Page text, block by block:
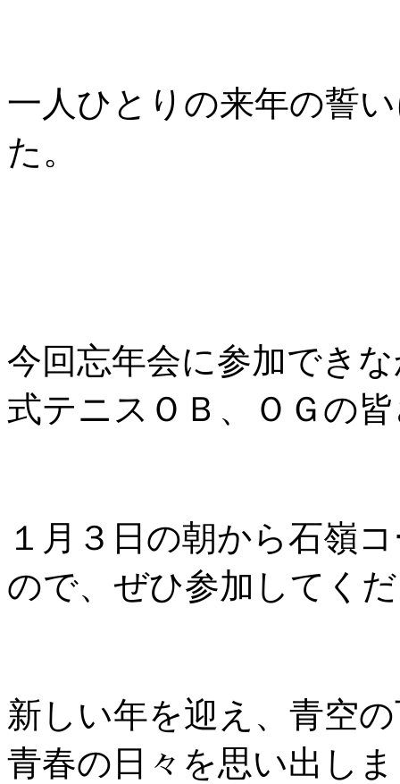
一人ひとりの来年の誓
た。
今回忘年会に参加でき
式テニスＯＢ、ＯＧの
１月３日の朝から石嶺
ので、ぜひ参加してく
新しい年を迎え、青空
青春の日々を思い出し